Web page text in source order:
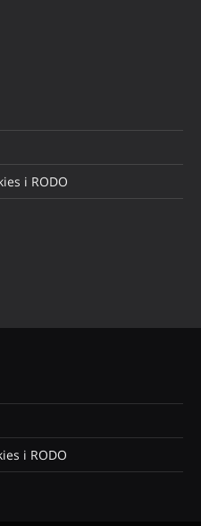
i RODO
i RODO